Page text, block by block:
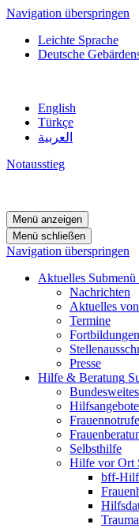
Navigation überspringen
Leichte Sprache
Deutsche
English
Türkçe
العربية
Notausstieg
Menü anzeigen
Menü schließen
Navigation überspringen
Aktuelles Submenü
Nachrichten
Aktuelles
Termine
Fortbildungen
Presse
Hilfe & Beratung
Hilfsangebote
Frauennotrufe
Selbsthilfe
Hilfe vor Ort
bff-